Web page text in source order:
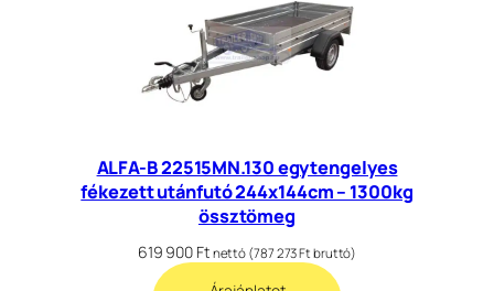
ALFA-B 22515MN.130 egytengelyes
fékezett utánfutó 244x144cm – 1300kg
össztömeg
619 900 Ft nettó (787 273Ft bruttó)